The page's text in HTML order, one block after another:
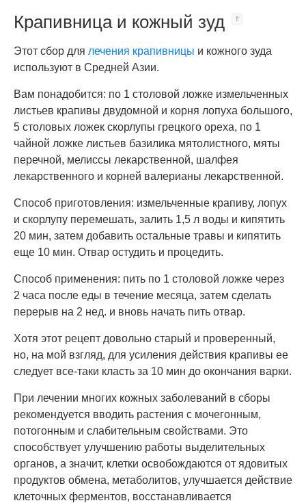
Крапивница и кожный зуд
Этот сбор для лечения крапивницы и кожного зуда
используют в Средней Азии.
Вам понадобится: по 1 столовой ложке измельченных
листьев крапивы двудомной и корня лопуха большого,
5 столовых ложек скорлупы грецкого ореха, по 1
чайной ложке листьев базилика мятолистного, мяты
перечной, мелиссы лекарственной, шалфея
лекарственного и корней валерианы лекарственной.
Способ приготовления: измельченные крапиву, лопух
и скорлупу перемешать, залить 1,5 л воды и кипятить
20 мин, затем добавить остальные травы и кипятить
еще 10 мин. Отвар остудить и процедить.
Способ применения: пить по 1 столовой ложке через
2 часа после еды в течение месяца, затем сделать
перерыв на 2 нед. и вновь начать пить отвар.
Хотя этот рецепт довольно старый и проверенный,
но, на мой взгляд, для усиления действия крапивы ее
следует все-таки класть за 10 мин до окончания варки.
При лечении многих кожных заболеваний в сборы
рекомендуется вводить растения с мочегонным,
потогонным и слабительным свойствами. Это
способствует улучшению работы выделительных
органов, а значит, клетки освобождаются от ядовитых
продуктов обмена, метаболитов, улучшается действие
клеточных ферментов, восстанавливается